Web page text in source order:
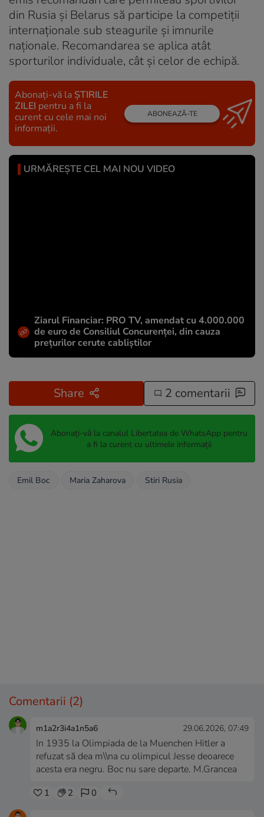
din Rusia şi Belarus să participe la competiţii
internaţionale sub steagurile şi imnurile
naţionale. Recomandarea se aplica atât
sporturilor individuale, cât şi celor de echipă.
Abonați-vă la ȘTIRILE
ZILEI pentru a fi la
curent cu cele mai noi
informații.
ABONEAZĂ-TE
URMĂREȘTE CEL MAI NOU VIDEO
Ziarul Financiar: PRO TV, amendat cu 4.000.000
de euro de Consiliul Concurenței, din cauza
prețurilor cerute cabliștilor
Share 2 comentarii
Abonați-vă la canalul Libertatea de WhatsApp pentru
a fi la curent cu ultimele informații
Emil Boc Maria Zaharova Stiri Rusia
Comentarii (2)
m1a2r3i4a1n5a6 29.06.2026, 07:49
In 1935 la Olimpiada de la Muenchen Hitler a
refuzat să dea m\\na cu olimpicul Jesse deoarece
acesta era negru. Boc nu sare departe. M.Grancea
1 2 0